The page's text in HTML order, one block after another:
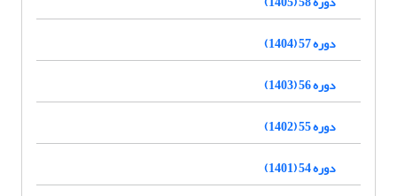
دوره 57 (1404)
دوره 56 (1403)
دوره 55 (1402)
دوره 54 (1401)